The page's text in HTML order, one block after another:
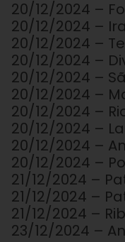
20/12/2024 –
20/12/2024 –
20/12/2024 –
20/12/2024 –
20/12/2024 –
20/12/2024 –
20/12/2024 –
20/12/2024 –
20/12/2024 –
20/12/2024 –
21/12/2024 –
21/12/2024 –
21/12/2024 –
23/12/2024 –